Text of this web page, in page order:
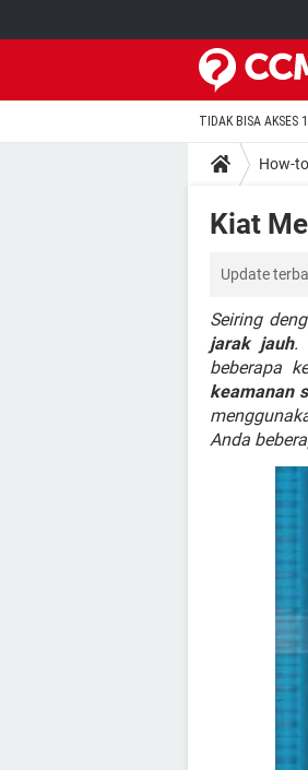
TIDAK BISA AKSES
How-to
Kiat
Update
Seiring
jarak jauh.
beberapa
keamanan
Anda